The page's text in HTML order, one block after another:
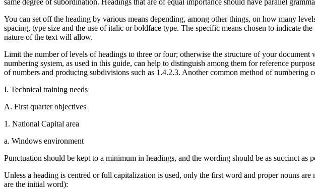
same degree of subordination. Headings that are of equal importance should have parallel
You can set off the heading by various means depending, among other things, on how many
spacing, type size and the use of italic or boldface type. The specific means chosen to indicate
nature of the text will allow.
Limit the number of levels of headings to three or four; otherwise the structure of your
numbering system, as used in this guide, can help to distinguish among them for reference
of numbers and producing subdivisions such as 1.4.2.3. Another common method of numbering
I. Technical training needs
A. First quarter objectives
1. National Capital area
a. Windows environment
Punctuation should be kept to a minimum in headings, and the wording should be as succinct
Unless a heading is centred or full capitalization is used, only the first word and proper nouns
are the initial word):